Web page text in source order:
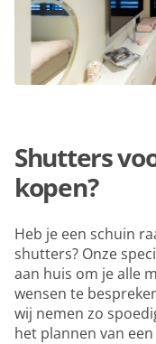
Shutters
kopen?
Heb je een schuin
shutters? Onze
aan huis om je alle
wensen te
wij nemen zo
het plannen van